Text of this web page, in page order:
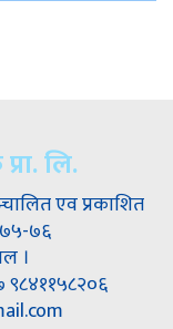
लि.
एव प्रकाशित
७६
।